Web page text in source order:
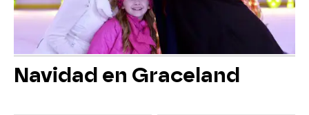
Navidad en Graceland